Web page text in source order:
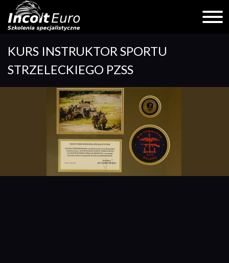
content
KURS INSTRUKTOR SPORTU
STRZELECKIEGO PZSS